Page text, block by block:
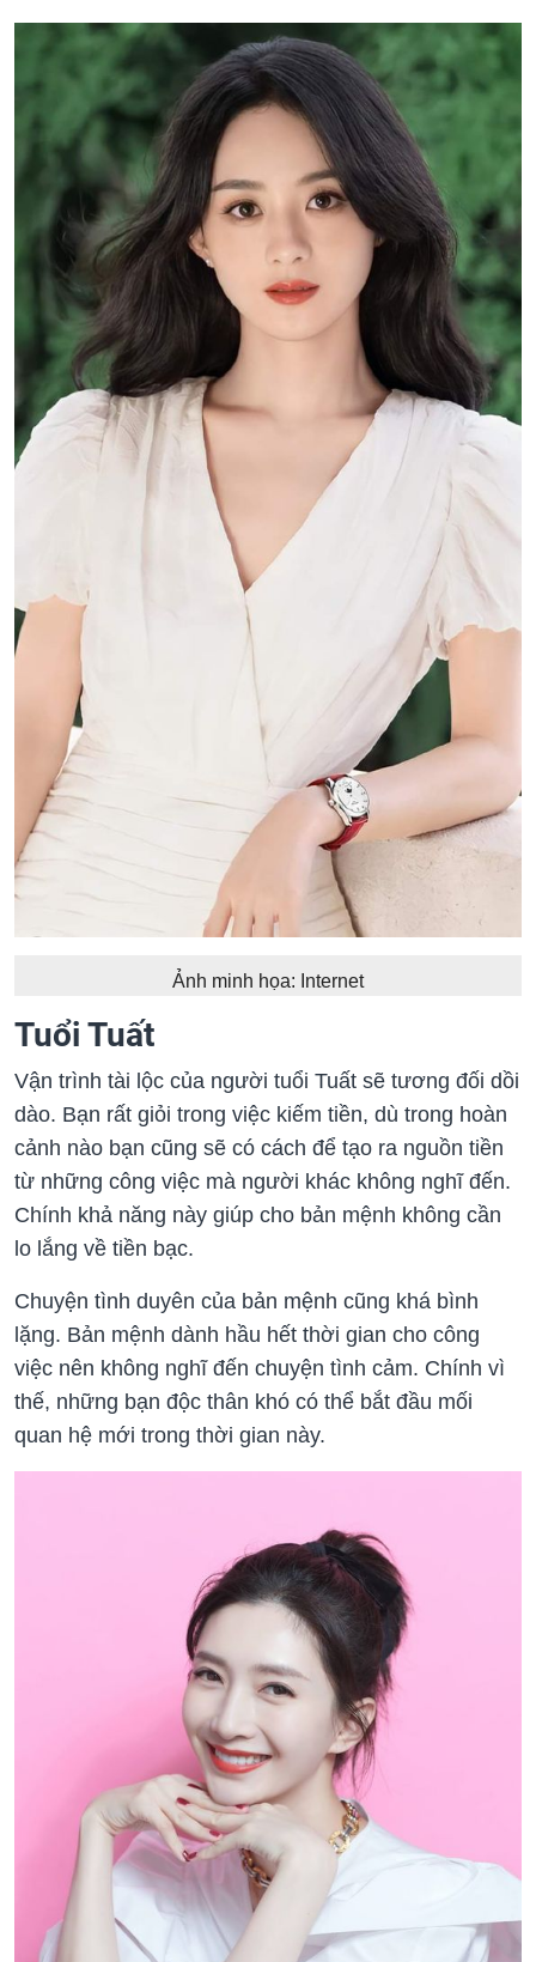
Ảnh minh họa: Internet
Tuổi Tuất
Vận trình tài lộc của người tuổi Tuất sẽ tương đối dồi
dào. Bạn rất giỏi trong việc kiếm tiền, dù trong hoàn
cảnh nào bạn cũng sẽ có cách để tạo ra nguồn tiền
từ những công việc mà người khác không nghĩ đến.
Chính khả năng này giúp cho bản mệnh không cần
lo lắng về tiền bạc.
Chuyện tình duyên của bản mệnh cũng khá bình
lặng. Bản mệnh dành hầu hết thời gian cho công
việc nên không nghĩ đến chuyện tình cảm. Chính vì
thế, những bạn độc thân khó có thể bắt đầu mối
quan hệ mới trong thời gian này.